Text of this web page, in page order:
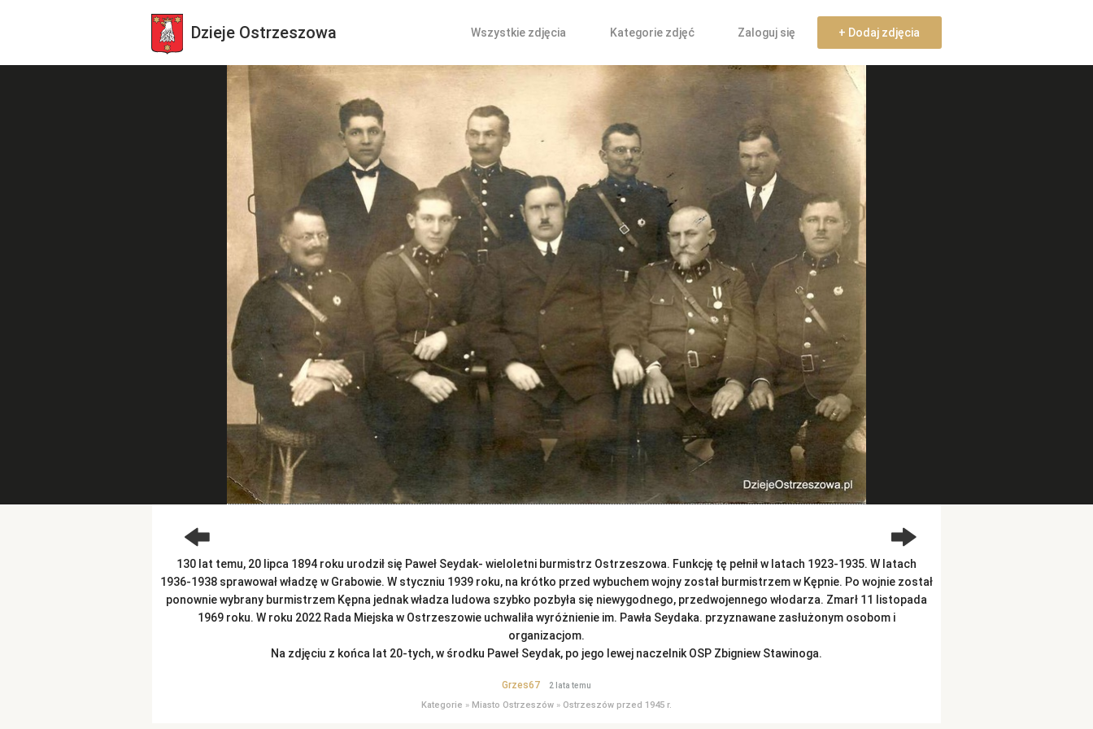
Dzieje Ostrzeszowa Wszystkie zdjęcia Kategorie zdjęć Zaloguj się + Dodaj zdjęcia
130 lat temu, 20 lipca 1894 roku urodził się Paweł Seydak- wieloletni burmistrz Ostrzeszowa. Funkcję tę pełnił w latach 1923-1935. W latach
1936-1938 sprawował władzę w Grabowie. W styczniu 1939 roku, na krótko przed wybuchem wojny został burmistrzem w Kępnie. Po wojnie został
ponownie wybrany burmistrzem Kępna jednak władza ludowa szybko pozbyła się niewygodnego, przedwojennego włodarza. Zmarł 11 listopada
1969 roku. W roku 2022 Rada Miejska w Ostrzeszowie uchwaliła wyróżnienie im. Pawła Seydaka. przyznawane zasłużonym osobom i
organizacjom.
Na zdjęciu z końca lat 20-tych, w środku Paweł Seydak, po jego lewej naczelnik OSP Zbigniew Stawinoga.
Grzes67 2 lata temu
Kategorie » Miasto Ostrzeszów » Ostrzeszów przed 1945 r.